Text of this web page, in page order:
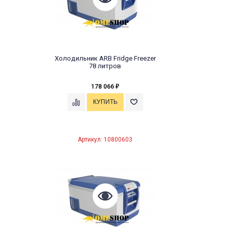
Холодильник ARB Fridge Freezer
78 литров
178 066 ₽
Артикул: 10800603